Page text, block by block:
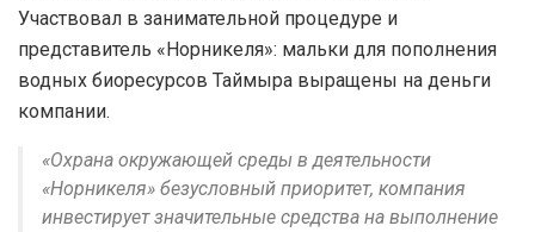
Участвовал в занимательной процедуре и
представитель «Норникеля»: мальки для пополнения
водных биоресурсов Таймыра выращены на деньги
компании.
«Охрана окружающей среды в деятельности
«Норникеля» безусловный приоритет, компания
инвестирует значительные средства на выполнение